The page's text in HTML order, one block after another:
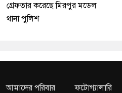
গ্রেফতার করেছে মিরপুর মডেল
থানা পুলিশ
আমাদের পরিবার ফটোগ্যালারি